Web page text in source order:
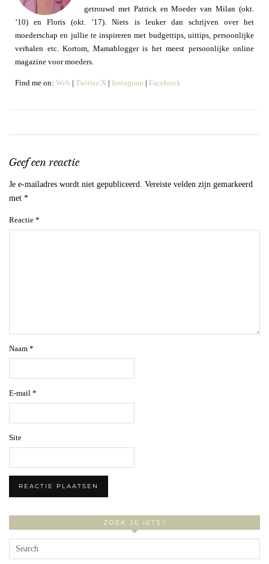
getrouwd met Patrick en Moeder van Milan (okt.
’10) en Floris (okt. ’17). Niets is leuker dan schrijven over het
moederschap en jullie te inspireren met budgettips, uittips, persoonlijke
verhalen etc. Kortom, Mamablogger is het meest persoonlijke online
magazine voor moeders.
Find me on: Web | Twitter/X | Instagram | Facebook
Geef een reactie
Je e-mailadres wordt niet gepubliceerd. Vereiste velden zijn gemarkeerd
met *
Reactie *
Naam *
E-mail *
Site
ZOEK JE IETS?